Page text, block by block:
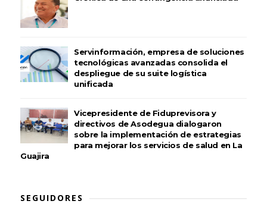
Servinformación, empresa de soluciones
tecnológicas avanzadas consolida el
despliegue de su suite logística
unificada
Vicepresidente de Fiduprevisora y
directivos de Asodegua dialogaron
sobre la implementación de estrategias
para mejorar los servicios de salud en La
Guajira
SEGUIDORES